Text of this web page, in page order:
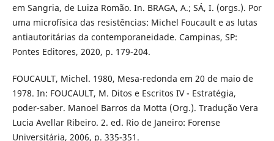
em Sangria, de Luiza Romão. In. BRAGA, A.; SÁ, I. (orgs.). Por
uma microfísica das resistências: Michel Foucault e as lutas
antiautoritárias da contemporaneidade. Campinas, SP:
Pontes Editores, 2020, p. 179-204.
FOUCAULT, Michel. 1980, Mesa-redonda em 20 de maio de
1978. In: FOUCAULT, M. Ditos e Escritos IV - Estratégia,
poder-saber. Manoel Barros da Motta (Org.). Tradução Vera
Lucia Avellar Ribeiro. 2. ed. Rio de Janeiro: Forense
Universitária, 2006, p. 335-351.